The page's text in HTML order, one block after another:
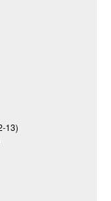
13)